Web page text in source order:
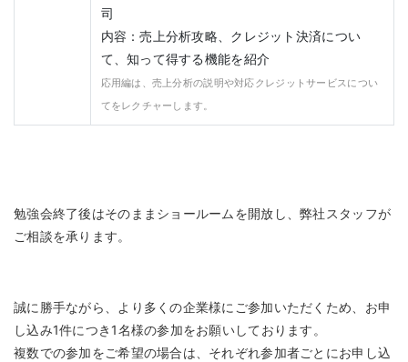
司
内容：売上分析攻略、クレジット決済につい
て、知って得する機能を紹介
応用編は、売上分析の説明や対応クレジットサービスについ
てをレクチャーします。
勉強会終了後はそのままショールームを開放し、弊社スタッフが
ご相談を承ります。
誠に勝手ながら、より多くの企業様にご参加いただくため、お申
し込み1件につき1名様の参加をお願いしております。
複数での参加をご希望の場合は、それぞれ参加者ごとにお申し込